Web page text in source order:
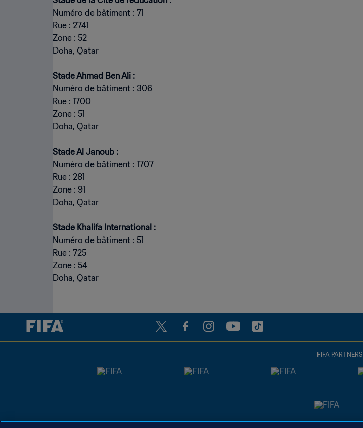
Numéro de bâtiment : 71
Rue : 2741
Zone : 52
Doha, Qatar
Numéro de bâtiment : 306
Rue : 1700
Zone : 51
Doha, Qatar
Numéro de bâtiment : 1707
Rue : 281
Zone : 91
Doha, Qatar
Numéro de bâtiment : 51
Rue : 725
Zone : 54
Doha, Qatar
FIFA PARTNERS